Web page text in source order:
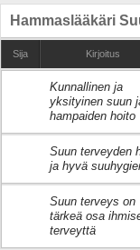
Hammaslääkäri
Sija Kirjoitus
Kunnallinen ja
yksityinen suun
hampaiden hoito
Suun terveyden
ja hyvä
Suun terveys on
tärkeä osa
terveyttä